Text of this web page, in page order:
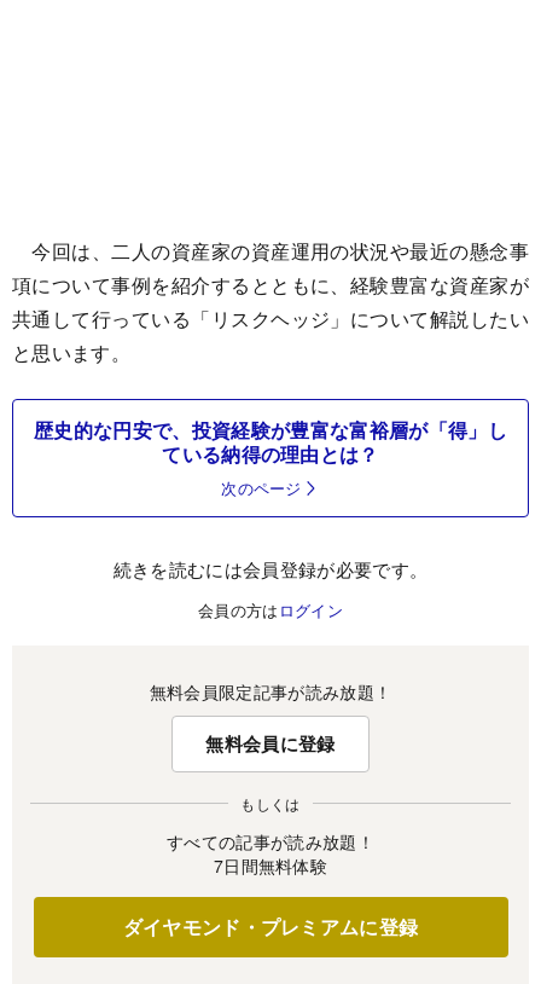
今回は、二人の資産家の資産運用の状況や最近の懸念事
項について事例を紹介するとともに、経験豊富な資産家が
共通して行っている「リスクヘッジ」について解説したい
と思います。
歴史的な円安で、投資経験が豊富な富裕層が「得」し
ている納得の理由とは？
次のページ
続きを読むには会員登録が必要です。
会員の方は ログイン
無料会員限定記事が読み放題！
無料会員に登録
もしくは
すべての記事が読み放題！
7日間無料体験
ダイヤモンド・プレミアムに登録